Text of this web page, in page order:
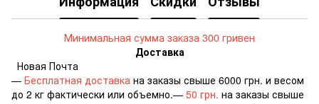
Минимальная сумма заказа 300 гривен
Доставка
Новая Почта
— Бесплатная доставка на заказы свыше 6000 грн. и весом
до 2 кг фактически или объемно.— 50 грн. на заказы свыше